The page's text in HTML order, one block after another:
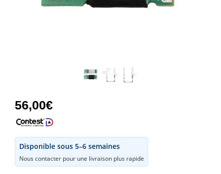
56,00€
Disponible sous 5–6 semaines
Nous contacter pour une livraison plus rapide